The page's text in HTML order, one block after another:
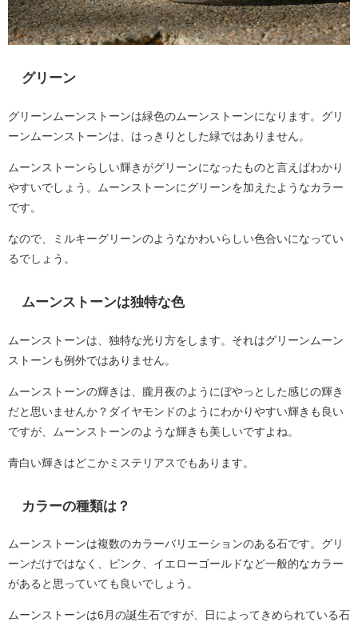
グリーン
グリーンムーンストーンは緑色のムーンストーンになります。グリ
ーンムーンストーンは、はっきりとした緑ではありません。
ムーンストーンらしい輝きがグリーンになったものと言えばわかり
やすいでしょう。ムーンストーンにグリーンを加えたようなカラー
です。
なので、ミルキーグリーンのようなかわいらしい色合いになってい
るでしょう。
ムーンストーンは独特な色
ムーンストーンは、独特な光り方をします。それはグリーンムーン
ストーンも例外ではありません。
ムーンストーンの輝きは、朧月夜のようにぼやっとした感じの輝き
だと思いませんか？ダイヤモンドのようにわかりやすい輝きも良い
ですが、ムーンストーンのような輝きも美しいですよね。
青白い輝きはどこかミステリアスでもあります。
カラーの種類は？
ムーンストーンは複数のカラーバリエーションのある石です。グリ
ーンだけではなく、ピンク、イエローゴールドなど一般的なカラー
があると思っていても良いでしょう。
ムーンストーンは6月の誕生石ですが、日によってきめられている石